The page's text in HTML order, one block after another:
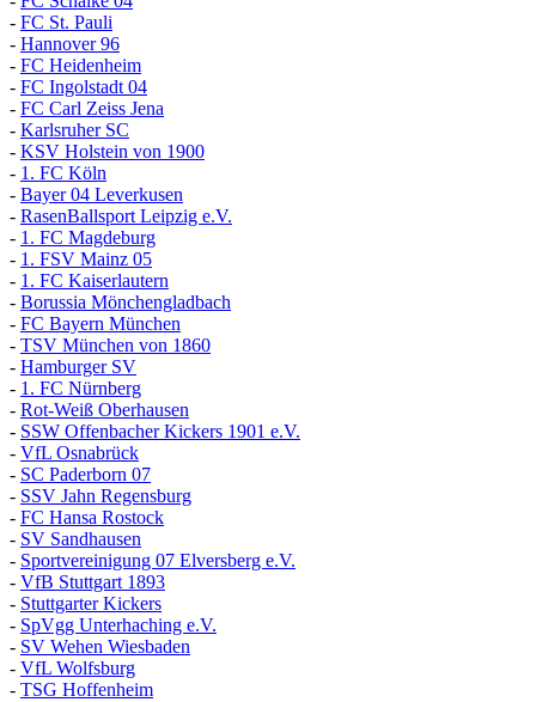
- FC St. Pauli
- Hannover 96
- FC Heidenheim
- FC Ingolstadt 04
- FC Carl Zeiss Jena
- Karlsruher SC
- KSV Holstein von 1900
- 1. FC Köln
- Bayer 04 Leverkusen
- RasenBallsport Leipzig e.V.
- 1. FC Magdeburg
- 1. FSV Mainz 05
- 1. FC Kaiserlautern
- Borussia Mönchengladbach
- FC Bayern München
- TSV München von 1860
- Hamburger SV
- 1. FC Nürnberg
- Rot-Weiß Oberhausen
- SSW Offenbacher Kickers 1901 e.V.
- VfL Osnabrück
- SC Paderborn 07
- SSV Jahn Regensburg
- FC Hansa Rostock
- SV Sandhausen
- Sportvereinigung 07 Elversberg e.V.
- VfB Stuttgart 1893
- Stuttgarter Kickers
- SpVgg Unterhaching e.V.
- SV Wehen Wiesbaden
- VfL Wolfsburg
- TSG Hoffenheim